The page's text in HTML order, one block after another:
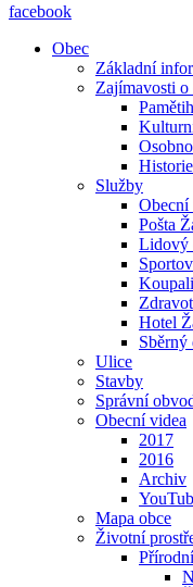
facebook
Obec
Základní
Zajímavosti o
Služby
Obecní
Pošta
Lidový
Hotel
Sběrný
Ulice
Stavby
Správní
Obecní videa
2017
2016
Archiv
Mapa obce
Životní